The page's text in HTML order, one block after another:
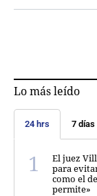
Lo más leído
24 hrs 7 días
El juez
para
como el
permite»